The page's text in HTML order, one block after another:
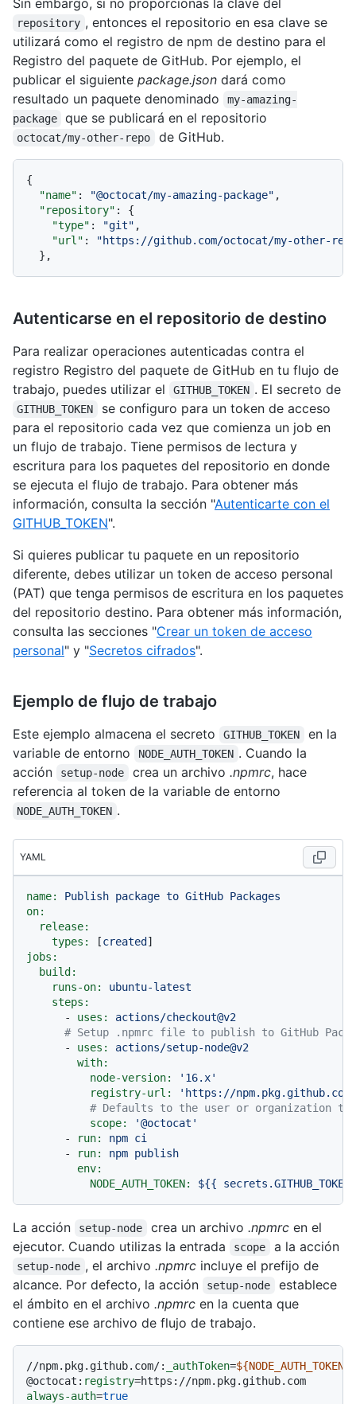
repository , entonces el repositorio en esa clave se
utilizará como el registro de npm de destino para el
Registro del paquete de GitHub. Por ejemplo, el
publicar el siguiente package.json dará como
resultado un paquete denominado
my-amazing-
package
que se publicará en el repositorio
octocat/my-other-repo de GitHub.
{
"name" : "@octocat/my-amazing-package" ,
"repository" :
{
"type" : "git" ,
"url" :
"https://github.com/octocat/my-other-
} ,
Autenticarse en el repositorio de destino
Para realizar operaciones autenticadas contra el
registro Registro del paquete de GitHub en tu flujo de
trabajo, puedes utilizar el
GITHUB_TOKEN . El secreto de
GITHUB_TOKEN
se configuro para un token de acceso
para el repositorio cada vez que comienza un job en
un flujo de trabajo. Tiene permisos de lectura y
escritura para los paquetes del repositorio en donde
se ejecuta el flujo de trabajo. Para obtener más
información, consulta la sección "Autenticarte con el
GITHUB_TOKEN".
Si quieres publicar tu paquete en un repositorio
diferente, debes utilizar un token de acceso personal
(PAT) que tenga permisos de escritura en los paquetes
del repositorio destino. Para obtener más información,
consulta las secciones "Crear un token de acceso
personal" y "Secretos cifrados".
Ejemplo de flujo de trabajo
Este ejemplo almacena el secreto GITHUB_TOKEN
en la
variable de entorno
NODE_AUTH_TOKEN . Cuando la
acción
setup-node crea un archivo .npmrc, hace
referencia al token de la variable de entorno
NODE_AUTH_TOKEN .
YAML
name: Publish package to GitHub Packages
on:
release:
types:
[created
jobs:
build:
runs-on:
ubuntu-latest
steps:
-
uses:
actions/checkout@v2
# Setup .npmrc file to publish to GitHub
-
uses:
actions/setup-node@v2
with:
node-version:
'16.x'
registry-url:
'https://npm.pkg.github.com'
# Defaults to the user or organization
scope:
'@octocat'
-
run: npm ci
-
run: npm publish
env:
NODE_AUTH_TOKEN:
${{ secrets.GITHUB_TOKEN
La acción setup-node crea un archivo .npmrcen el
ejecutor. Cuando utilizas la entrada
scope a la acción
setup-node , el archivo .npmrcincluye el prefijo de
alcance. Por defecto, la acción
setup-node
establece
el ámbito en el archivo .npmrc en la cuenta que
contiene ese archivo de flujo de trabajo.
//npm.pkg.github.com/: _authToken=${NODE_AUTH_TOKEN}
@octocat: registry
always-auth=true